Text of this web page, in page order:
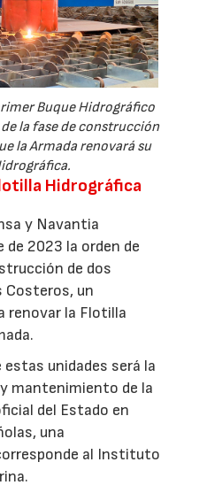
Buque Hidrográfico
la fase de construcción
la Armada renovará su
Hidrográfica
y Navantia
2023 la orden de
de dos
Costeros, un
renovar la Flotilla
unidades será la
mantenimiento de la
del Estado en
una
al Instituto